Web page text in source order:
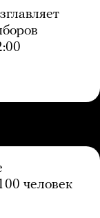
человек